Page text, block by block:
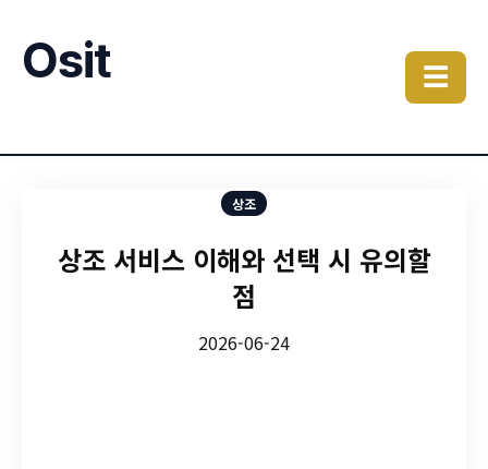
Osit ☰
상조
상조 서비스 이해와 선택 시 유의할
점
2026-06-24